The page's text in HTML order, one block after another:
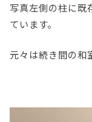
写真左側の柱に既
ています。
元々は続き間の和